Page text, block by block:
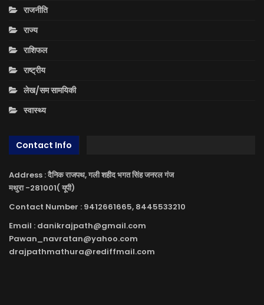
राजनीति
राज्य
राशिफल
राष्ट्रीय
लेख/सम सामयिकी
स्वास्थ्य
Contact Info
Address : दैनिक राजपथ, गली शहीद भगत सिंह जनरल गंज
मथुरा -281001( यूपी)
Contact Number : 9412661665, 8445533210
Email : danikrajpath@gmail.com
Pawan_navratan@yahoo.com
drajpathmathura@rediffmail.com